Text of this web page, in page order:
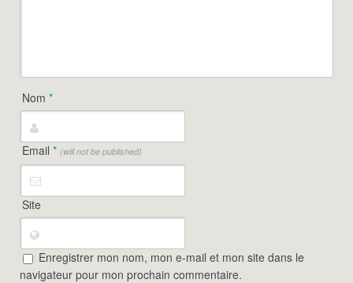
Nom*
Email* (will not be published)
Site
Enregistrer mon nom, mon e-mail et mon site dans le
navigateur pour mon prochain commentaire.